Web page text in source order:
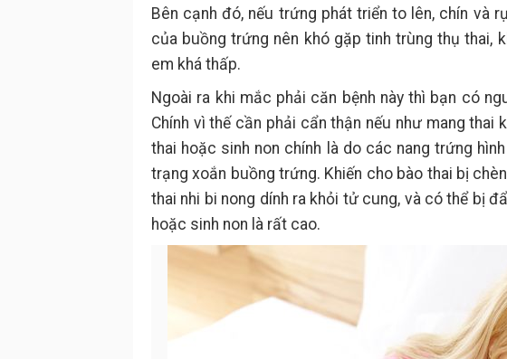
Bên cạnh đó, nếu trứng phát triển to lên, chín và
của buồng trứng nên khó gặp tinh trùng thụ thai,
em khá thấp.
Ngoài ra khi mắc phải căn bệnh này thì bạn có
Chính vì thế cần phải cẩn thận nếu như mang thai
thai hoặc sinh non chính là do các nang trứng
trạng xoắn buồng trứng. Khiến cho bào thai bị
thai nhi bi nong dính ra khỏi tử cung, và có thể bị
hoặc sinh non là rất cao.